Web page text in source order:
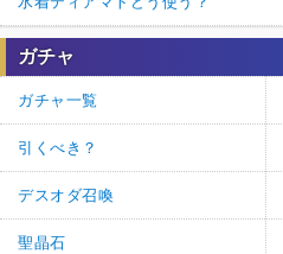
ガチャ
ガチャ一覧
引くべき？
デスオダ召喚
聖晶石